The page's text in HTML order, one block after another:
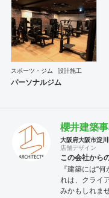
スポーツ・ジム 設計施工
パーソナルジム
櫻井建築
大阪府大阪市淀
店舗デザイン
この会社から
『建築には“
れは、クライ
みかもしれま